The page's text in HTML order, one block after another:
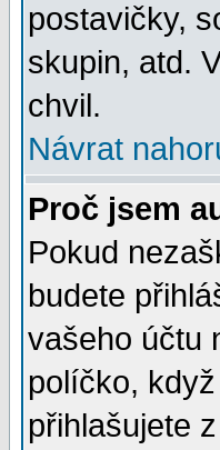
postavičky,
skupin, atd.
chvil.
Návrat
Proč jsem
Pokud
budete
vašeho účtu
políčko,
přihlašujete